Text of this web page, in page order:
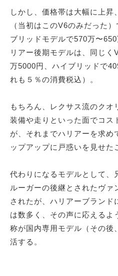
しかし、価格帯は大幅に上昇
（当初はこのV6のみだった
ブリッドモデルで570万〜
リアー後期モデルは、同じ
万5000円、ハイブリッドで
れも５％の消費税込）。
もちろん、レクサス流のクオ
装備や走りといった面でコス
が、それまでハリアーを求め
ップアップに戸惑いを見せた
代わりになるモデルとして、
ルーガーの後継とされたヴァ
されたが、ハリアーブランド
は数多く、その声に応えるよ
称が国内専用モデル（その後
活する。